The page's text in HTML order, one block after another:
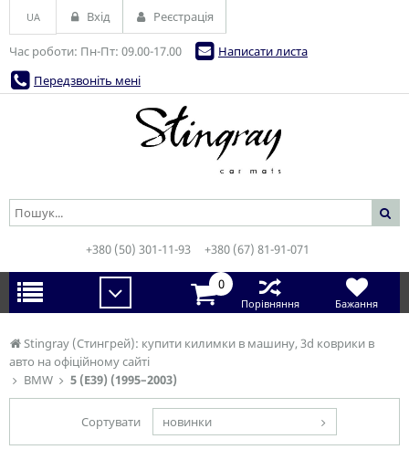
Stingray (Стингрей): купити килимки в машину, 3d коврики в
авто на офіційному сайті
BMW
5 (E39) (1995–2003)
Сортувати новинки
Час роботи: Пн-Пт: 09.00-17.00
Написати листа
Передзвоніть мені
UA Вхід Реєстрація
+380 (50) 301-11-93 +380 (67) 81-91-071
0
Порівняння Бажання